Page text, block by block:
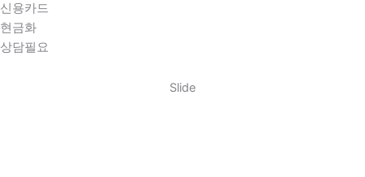
신용카드
현금화
상담필요
Slide